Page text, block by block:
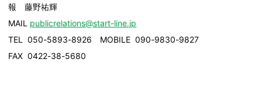
報 藤野祐輝
MAIL publicrelations@start-line.jp
TEL 050-5893-8926 MOBILE 090-9830-9827
FAX 0422-38-5680